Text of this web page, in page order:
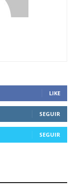
LIKE
SEGUIR
SEGUIR